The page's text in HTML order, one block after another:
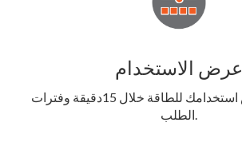
عرض الاستخدام
يمكنك الآن عرض استخدامك للطاقة خلال 15دقيقة وفترات